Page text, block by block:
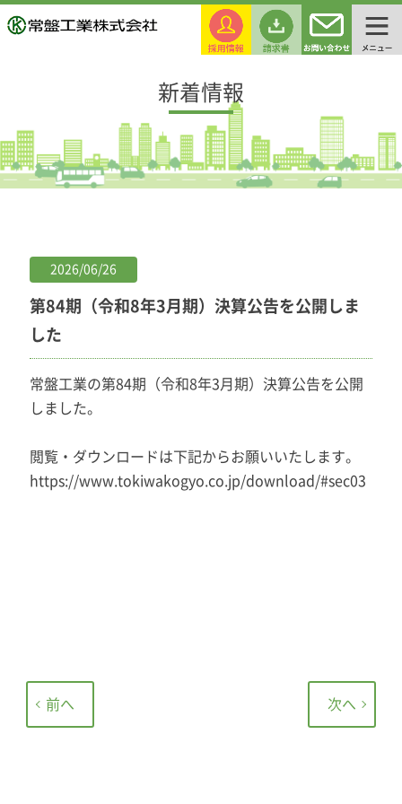
新着情報
2026/06/26
第84期（令和8年3月期）決算公告を公開しま
した
常盤工業の第84期（令和8年3月期）決算公告を公開
しました。
閲覧・ダウンロードは下記からお願いいたします。
https://www.tokiwakogyo.co.jp/download/#sec03
前へ 次へ